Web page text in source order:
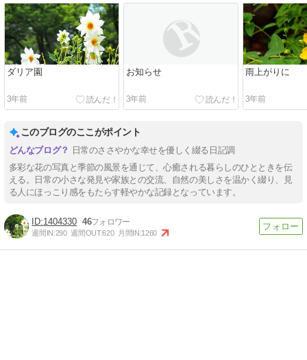
ダリア園
3年前
お知らせ
3年前
雨上がりに
3年前
このブログのここがポイント
日常のささやかな幸せを優しく綴る日記調
多彩な花の写真と季節の風景を通じて、心癒される暮らしのひとときを伝
える。日常の小さな発見や家族との交流、自然の美しさを温かく綴り、見
る人にほっこり感をもたらす軽やかな記録となっています。
1404330 46
週間IN:290 週間OUT:620 月間IN:1260